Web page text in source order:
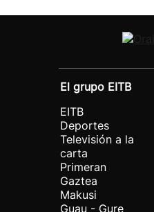
El grupo EITB
EITB
Deportes
Televisión a la
carta
Primeran
Gaztea
Makusi
Guau - Gure